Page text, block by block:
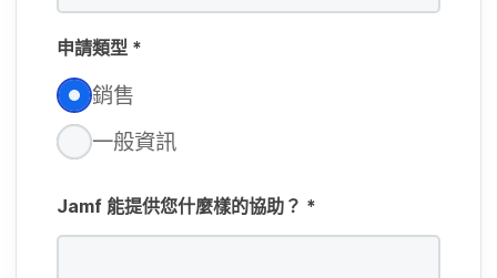
申請​類型 *
填​
欄
位 銷售
一般​資訊
Jamf 能​提供​您什麼樣​的​協助？ *
必
填​
位